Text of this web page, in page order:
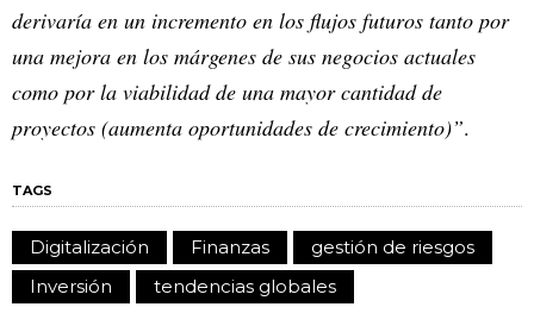
derivaría en un incremento en los flujos futuros tanto por
una mejora en los márgenes de sus negocios actuales
como por la viabilidad de una mayor cantidad de
proyectos (aumenta oportunidades de crecimiento)”.
TAGS
Digitalización Finanzas
gestión de riesgos
Inversión
tendencias globales